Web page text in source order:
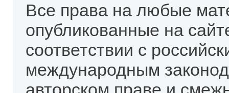
Все права на любые
опубликованные на
соответствии с
международным